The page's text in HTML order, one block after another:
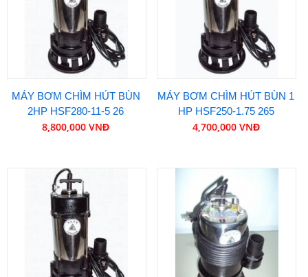
MÁY BƠM CHÌM HÚT BÙN
2HP HSF280-11-5 26
8,800,000 VNĐ
MÁY BƠM CHÌM HÚT BÙN 1
HP HSF250-1.75 265
4,700,000 VNĐ